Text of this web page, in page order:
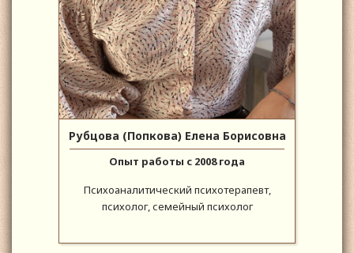
Рубцова (Попкова) Елена Борисовна
Опыт работы с 2008 года
Психоаналитический психотерапевт,
психолог, семейный психолог